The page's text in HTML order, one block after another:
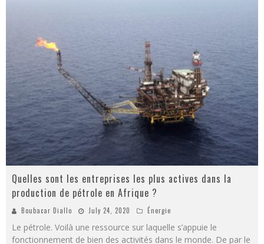
Quelles sont les entreprises les plus actives dans la
production de pétrole en Afrique ?
Boubacar Diallo July 24, 2020 Énergie
Le pétrole. Voilà une ressource sur laquelle s’appuie le
fonctionnement de bien des activités dans le monde. De par le